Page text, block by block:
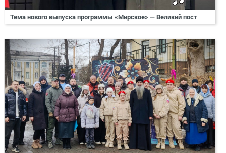
Тема нового выпуска программы «Мирское» — Великий пост